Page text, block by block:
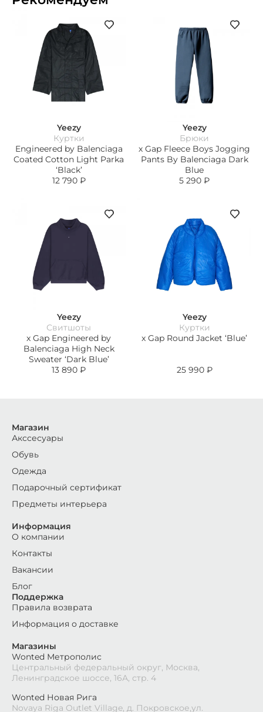
Yeezy
Куртки
Engineered by Balenciaga
Coated Cotton Light Parka
‘Black’
12 790 ₽
Yeezy
Брюки
х Gap Fleece Boys Jogging
Pants By Balenciaga Dark
Blue
5 290 ₽
Yeezy
Свитшоты
x Gap Engineered by
Balenciaga High Neck
Sweater ‘Dark Blue’
13 890 ₽
Yeezy
Куртки
x Gap Round Jacket ‘Blue’
25 990 ₽
Магазины
Wonted Метрополис
Центральный федеральный округ, Москва,
Ленинградское шоссе, 16А, стр. 4
Wonted Новая Рига
Novaya Riga Outlet Village, д. Покровское,ул.
Магазин
Акссесуары
Обувь
Одежда
Подарочный сертификат
Предметы интерьера
Информация
О компании
Контакты
Вакансии
Блог
Поддержка
Правила возврата
Информация о доставке